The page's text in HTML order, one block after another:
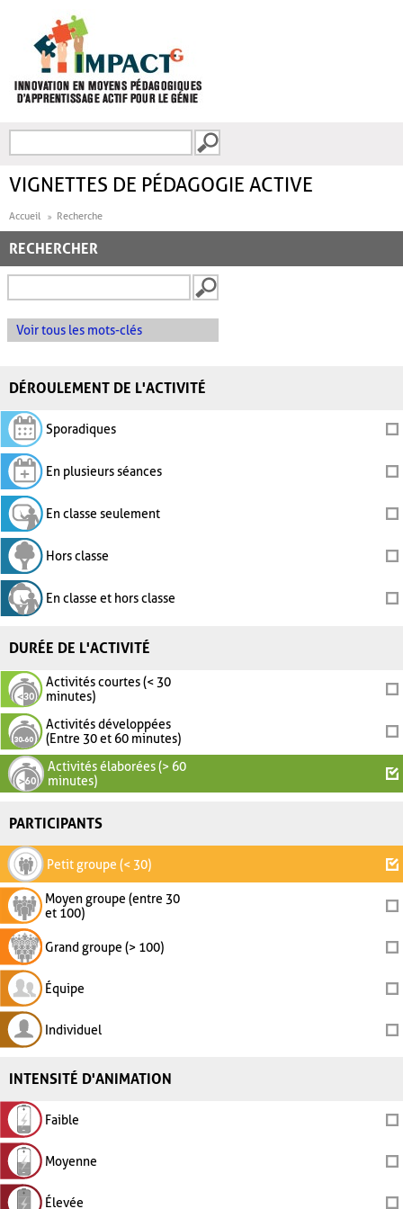
FORMULAIRE DE
VIGNETTES DE PÉDAGOGIE ACTIVE
Accueil Recherche
RECHERCHER
Voir tous les mots-clés
DÉROULEMENT DE L'ACTIVITÉ
Sporadiques
En plusieurs séances
En classe seulement
Hors classe
En classe et hors classe
DURÉE DE L'ACTIVITÉ
Activités courtes (< 30
minutes)
Activités développées
(Entre 30 et 60 minutes)
Activités élaborées (> 60
minutes)
PARTICIPANTS
Petit groupe (< 30)
Moyen groupe (entre 30
et 100)
Grand groupe (> 100)
Équipe
Individuel
INTENSITÉ D'ANIMATION
Faible
Moyenne
Élevée